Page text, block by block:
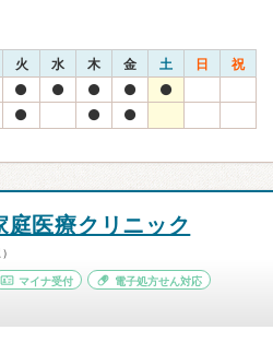
火 水 木 金 土 日 祝
庭医療クリニック
マイナ受付 電子処方せん対応